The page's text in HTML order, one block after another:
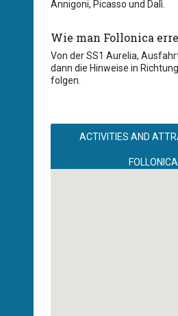
Annigoni, Picasso und Dalì.
Wie man Follonica
Von der SS1 Aurelia,
dann die Hinweise in
folgen.
ACTIVITIES AND
FOLLONICA